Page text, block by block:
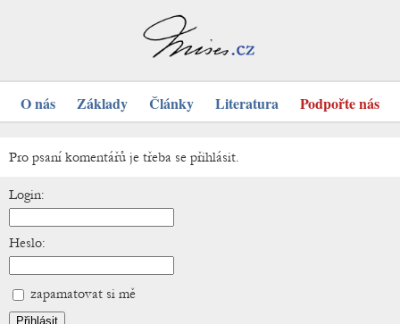
O nás Základy Články Literatura Podpořte nás
Pro psaní komentářů je třeba se přihlásit.
Login:
Heslo:
zapamatovat si mě